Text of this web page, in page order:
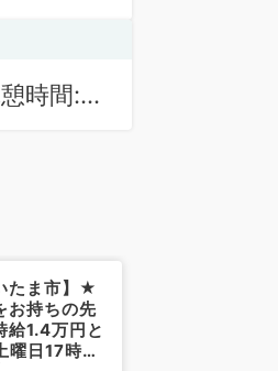
時間:
たま市】★
お持ちの先
給1.4万円と
日17時半